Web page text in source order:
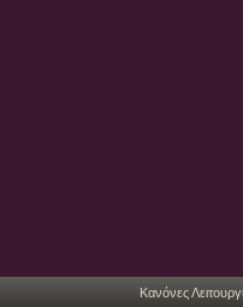
Κανόνες